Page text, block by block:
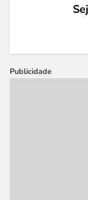
Publicidade